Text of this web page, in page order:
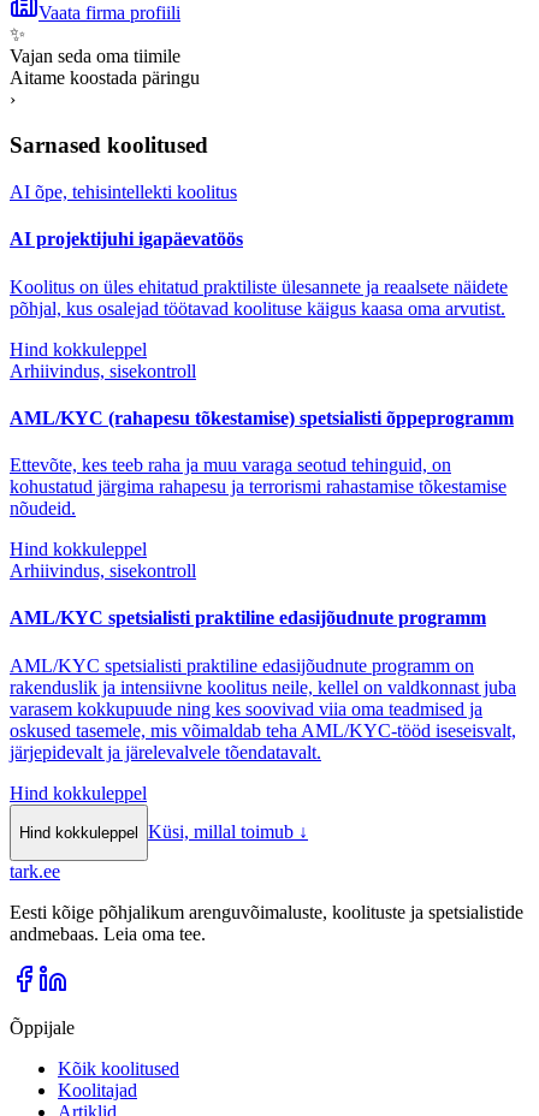
Vaata firma profiili
✨
Vajan seda oma tiimile
Aitame koostada päringu
›
Sarnased koolitused
AI õpe, tehisintellekti koolitus
AI projektijuhi igapäevatöös
Koolitus on üles ehitatud praktiliste ülesannete ja reaalsete näidete
põhjal, kus osalejad töötavad koolituse käigus kaasa oma arvutist.
Hind kokkuleppel
Arhiivindus, sisekontroll
AML/KYC (rahapesu tõkestamise) spetsialisti õppeprogramm
Ettevõte, kes teeb raha ja muu varaga seotud tehinguid, on
kohustatud järgima rahapesu ja terrorismi rahastamise tõkestamise
nõudeid.
Hind kokkuleppel
Arhiivindus, sisekontroll
AML/KYC spetsialisti praktiline edasijõudnute programm
AML/KYC spetsialisti praktiline edasijõudnute programm on
rakenduslik ja intensiivne koolitus neile, kellel on valdkonnast juba
varasem kokkupuude ning kes soovivad viia oma teadmised ja
oskused tasemele, mis võimaldab teha AML/KYC-tööd iseseisvalt,
järjepidevalt ja järelevalvele tõendatavalt.
Hind kokkuleppel
Hind kokkuleppel Küsi, millal toimub ↓
tark.ee
Eesti kõige põhjalikum arenguvõimaluste, koolituste ja spetsialistide
andmebaas. Leia oma tee.
Õppijale
Kõik koolitused
Koolitajad